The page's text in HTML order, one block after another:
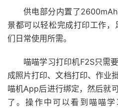
供电部分内置了
景都可以轻松完成打印工作
们日常使用所需。
喵喵学习打印机F2S只需
成照片打印、文档打印、作业
喵机App后进行绑定，然后就
了。操作中可以看到喵喵学